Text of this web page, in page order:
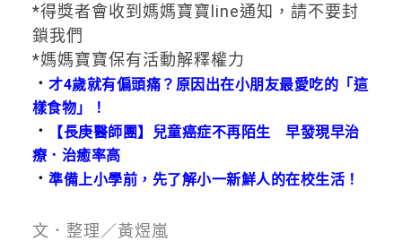
*得獎者會收到媽媽寶寶line通知，請不要封
鎖我們
*媽媽寶寶保有活動解釋權力
．才4歲就有偏頭痛？原因出在小朋友最愛吃的「這
樣食物」！
．
【長庚醫師團】兒童癌症不再陌生 早發現早治
療．治癒率高
．準備上小學前，先了解小一新鮮人的在校生活！
文．整理／黃煜嵐